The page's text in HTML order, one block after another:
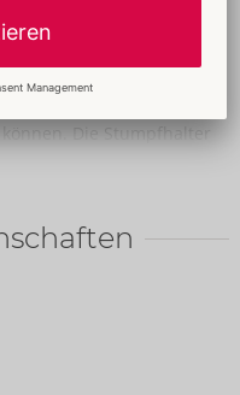
Der Straps-Slip kann
bis über den Po
sind Ringe befestigt,
(mit
Die Stumpfhalter
Polyamid, 10%